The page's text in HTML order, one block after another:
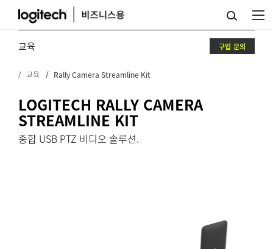
RALLY
CAMERA
STREAMLINE
KIT
교육 구입 문의
교육 Rally Camera Streamline Kit
LOGITECH RALLY CAMERA
STREAMLINE KIT
종합 USB PTZ 비디오 솔루션.